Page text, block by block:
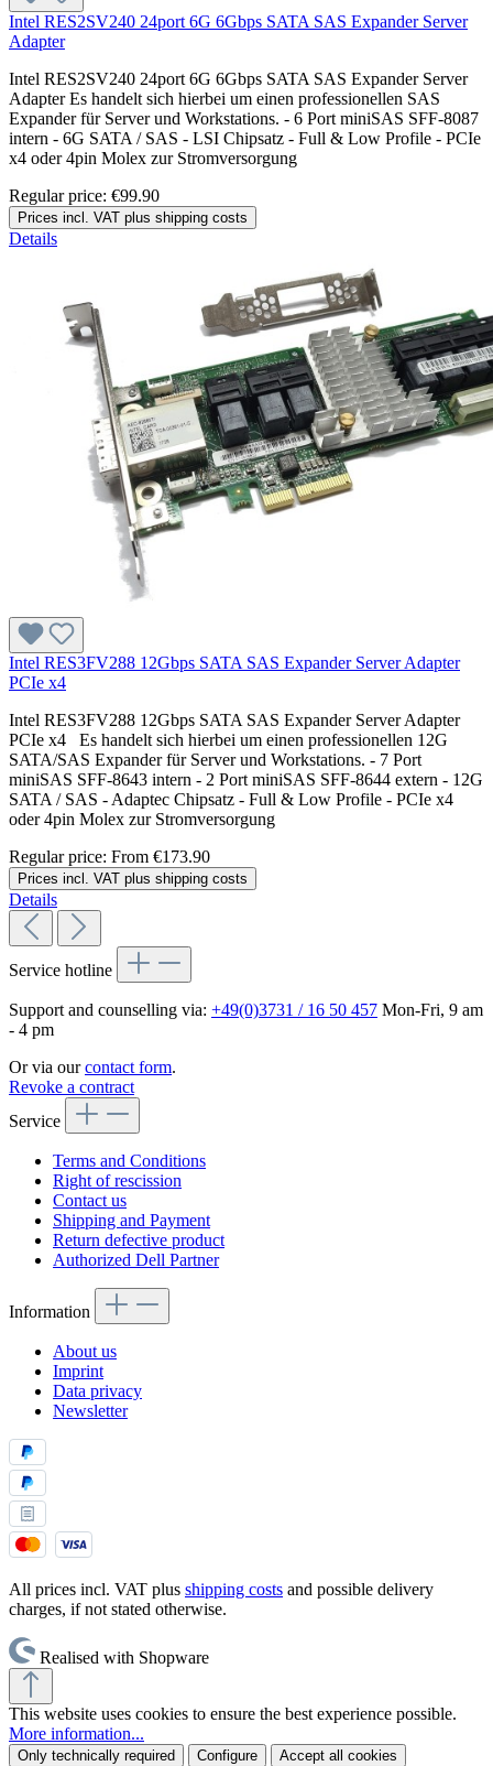
Intel RES2SV240 24port 6G 6Gbps SATA SAS Expander Server
Adapter
Intel RES2SV240 24port 6G 6Gbps SATA SAS Expander Server
Adapter Es handelt sich hierbei um einen professionellen SAS
Expander für Server und Workstations. - 6 Port miniSAS SFF-8087
intern - 6G SATA / SAS - LSI Chipsatz - Full & Low Profile - PCIe
x4 oder 4pin Molex zur Stromversorgung
Regular price: €99.90
Prices incl. VAT plus shipping costs
Details
Intel RES3FV288 12Gbps SATA SAS Expander Server Adapter
PCIe x4
Intel RES3FV288 12Gbps SATA SAS Expander Server Adapter
PCIe x4 Es handelt sich hierbei um einen professionellen 12G
SATA/SAS Expander für Server und Workstations. - 7 Port
miniSAS SFF-8643 intern - 2 Port miniSAS SFF-8644 extern - 12G
SATA / SAS - Adaptec Chipsatz - Full & Low Profile - PCIe x4
oder 4pin Molex zur Stromversorgung
Regular price: From €173.90
Prices incl. VAT plus shipping costs
Details
Service hotline
Support and counselling via: +49(0)3731 / 16 50 457 Mon-Fri, 9 am
- 4 pm
Or via ourcontact form.
Revoke a contract
Service
Terms and Conditions
Right of rescission
Contact us
Shipping and Payment
Return defective product
Authorized Dell Partner
Information
About us
Imprint
Data privacy
Newsletter
All prices incl. VAT plus shipping costs and possible delivery
charges, if not stated otherwise.
Realised with Shopware
This website uses cookies to ensure the best experience possible.
More information...
Only technically required Configure Accept all cookies